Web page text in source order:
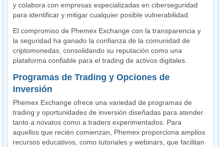
y colabora con empresas especializadas en ciberseguridad
para identificar y mitigar cualquier posible vulnerabilidad.
El compromiso de Phemex Exchange con la transparencia y
la seguridad ha ganado la confianza de la comunidad de
criptomonedas, consolidando su reputación como una
plataforma confiable para el trading de activos digitales.
Programas de Trading y Opciones de
Inversión
Phemex Exchange ofrece una variedad de programas de
trading y oportunidades de inversión diseñadas para atender
tanto a novatos como a traders experimentados. Para
aquellos que recién comienzan, Phemex proporciona amplios
recursos educativos, como tutoriales y webinars, que facilitan